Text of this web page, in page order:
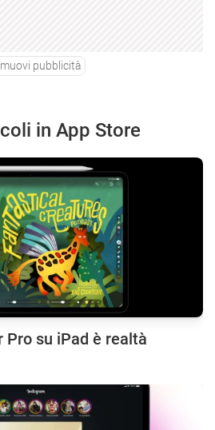
pubblicità
in App Store
Pro su iPad è realtà